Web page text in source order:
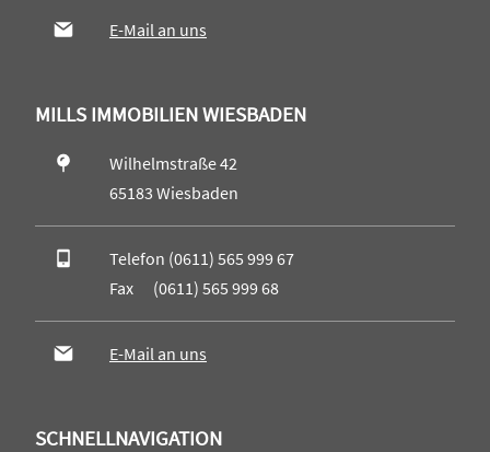
E-Mail an uns
MILLS IMMOBILIEN WIESBADEN
Wilhelmstraße 42
65183 Wiesbaden
Telefon (0611) 565 999 67
Fax (0611) 565 999 68
E-Mail an uns
SCHNELLNAVIGATION